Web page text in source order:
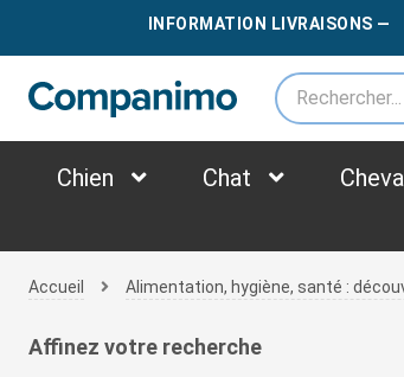
LIVRAISON OFFERTEDÈS79€
INFORMATION LIVRAISONS —
Chien Chat
Accueil Alimentation, hygiène, santé :
Affinez votre recherche